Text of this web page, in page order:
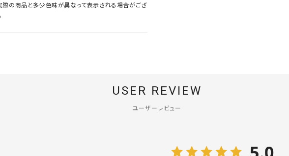
際の商品と多少色味が異なって表示される場合がござ
USER REVIEW
ユーザーレビュー